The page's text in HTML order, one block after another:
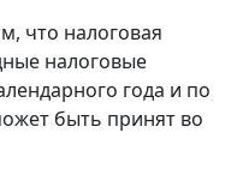
что налоговая
налоговые
года и по
быть принят во